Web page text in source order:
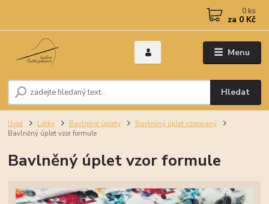
Menu
Hledat
0 ks
za 0 Kč
Úvod Látky Bavlněné úplety
Bavlněný úplet vzorovaný
Bavlněný úplet vzor formule
Bavlněný úplet vzor formule